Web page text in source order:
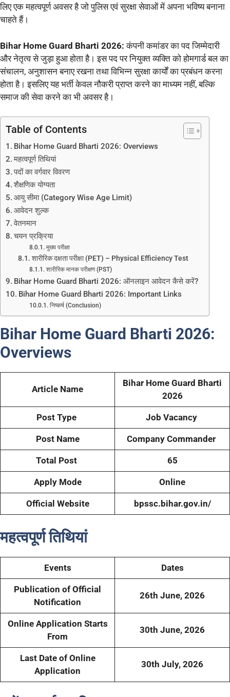
लिए एक महत्वपूर्ण अवसर है जो पुलिस एवं सुरक्षा सेवाओं में अपना भविष्य बनाना
चाहते हैं।
Bihar Home Guard Bharti 2026: कंपनी कमांडर का पद जिम्मेदारी
और नेतृत्व से जुड़ा हुआ होता है। इस पद पर नियुक्त व्यक्ति को होमगार्ड बल का
संचालन, अनुशासन बनाए रखना तथा विभिन्न सुरक्षा कार्यों का प्रबंधन करना
होता है। इसलिए यह भर्ती केवल नौकरी प्राप्त करने का माध्यम नहीं, बल्कि
समाज की सेवा करने का भी अवसर है।
Table of Contents
Bihar Home Guard Bharti 2026: Overviews
महत्वपूर्ण तिथियां
पदों का वर्गवार विवरण
शैक्षणिक योग्यता
आयु सीमा (Category Wise Age Limit)
आवेदन शुल्क
वेतनमान
चयन प्रक्रिया
मुख्य परीक्षा
शारीरिक दक्षता परीक्षा (PET) – Physical Efficiency Test
शारीरिक मानक परीक्षण (PST)
Bihar Home Guard Bharti 2026: ऑनलाइन आवेदन कैसे करें?
Bihar Home Guard Bharti 2026: Important Links
निष्कर्ष (Conclusion)
Bihar Home Guard Bharti 2026:
Overviews
Article Name
Bihar Home Guard Bharti
2026
Post Type Job Vacancy
Post Name Company Commander
Total Post 65
Apply Mode Online
Official Website bpssc.bihar.gov.in/
महत्वपूर्ण तिथियां
Events Dates
Publication of Official
Notification
26th June, 2026
Online Application Starts
From
30th June, 2026
Last Date of Online
Application
30th July, 2026